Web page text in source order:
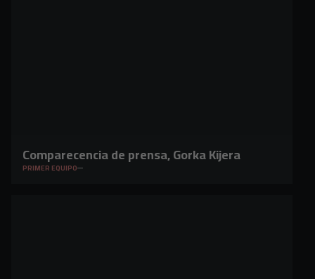
Comparecencia de prensa, Gorka Kijera
PRIMER EQUIPO